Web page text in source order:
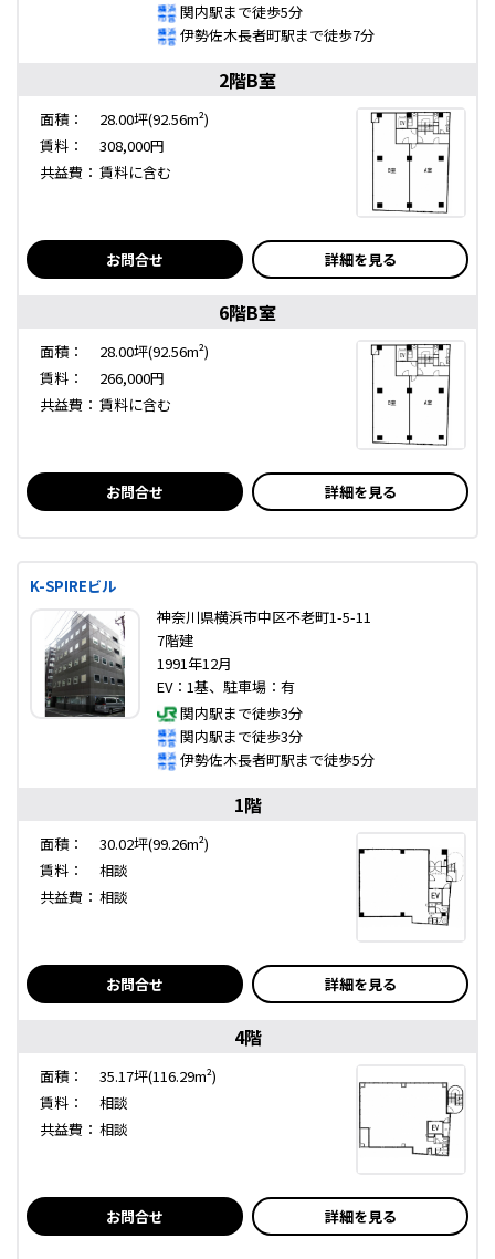
関内駅まで徒歩5分
伊勢佐木長者町駅まで徒歩7分
2階B室
面積：
28.00坪(92.56m²)
賃料：
308,000円
共益費： 賃料に含む
お問合せ 詳細を見る
6階B室
面積：
28.00坪(92.56m²)
賃料：
266,000円
共益費： 賃料に含む
お問合せ 詳細を見る
K-SPIREビル
神奈川県横浜市中区不老町1-5-11
7階建
1991年12月
EV：1基、駐車場：有
関内駅まで徒歩3分
関内駅まで徒歩3分
伊勢佐木長者町駅まで徒歩5分
1階
面積：
30.02坪(99.26m²)
賃料：
相談
共益費： 相談
お問合せ 詳細を見る
4階
面積：
35.17坪(116.29m²)
賃料：
相談
共益費： 相談
お問合せ 詳細を見る